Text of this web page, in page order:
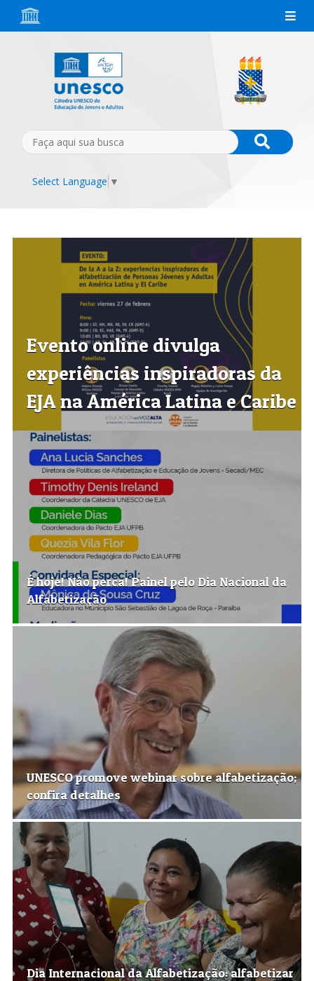
Select Language ▼
Evento online divulga
experiências inspiradoras da
EJA na América Latina e Caribe
É hoje! Nâo perca! Painel pelo Dia Nacional da
Alfabetização
UNESCO promove webinar sobre alfabetização;
confira detalhes
Dia Internacional da Alfabetização: alfabetizar